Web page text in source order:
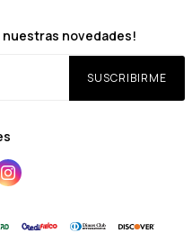

nuestras novedades!
SUSCRIBIRME